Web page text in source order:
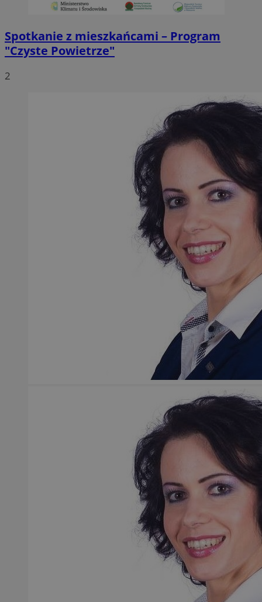
Spotkanie z mieszkańcami – Program
"Czyste Powietrze"
2